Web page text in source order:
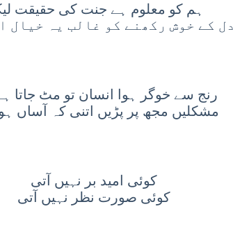
ہم کو معلوم ہے جنت کی حقیقت
دل کے خوش رکھنے کو غالب یہ خیال
رنج سے خوگر ہوا انسان تو مٹ جاتا
مشکلیں مجھ پر پڑیں اتنی کہ آساں
کوئی امید بر نہیں آتی
کوئی صورت نظر نہیں آتی